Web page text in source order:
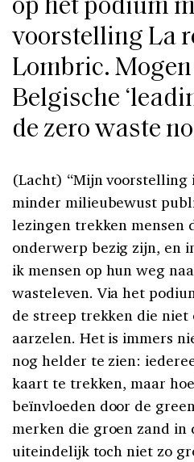
op het podium
voorstelling La
Lombric. Mogen
Belgische
de zero waste
(Lacht) “Mijn voorstelling
minder milieubewust
lezingen trekken mensen
onderwerp bezig zijn, en
ik mensen op hun weg
wasteleven. Via het
de streep trekken die
aarzelen. Het is immers
nog helder te zien:
kaart te trekken, maar
beïnvloeden door de
merken die groen zand in
uiteindelijk toch niet zo